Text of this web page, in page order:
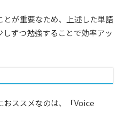
が重要なため、上述した単語
ずつ勉強することで効率アッ
おススメなのは、「Voice